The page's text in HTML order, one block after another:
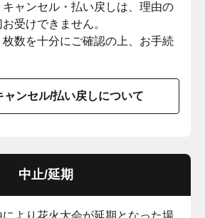
ャンセル・払い戻しは、理由の
受けできません。
数を十分にご確認の上、お手続
ャンセル/払い戻しについて
中止/延期
より花火大会が延期となった場